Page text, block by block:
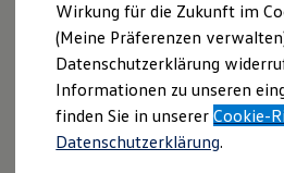
Kommunen &
Journalisten
Sportvereine
Branchenlösungen
Bau & Handwerk
Gewerbliche
Service & mobile
Kurier, Logistik &
„Freitickets
Wirkung für die Zukunft im
(Meine Präferenzen
Datenschutzerklärung
Informationen zu unseren
finden Sie in unsererCookie-
Datenschutzerklärung.